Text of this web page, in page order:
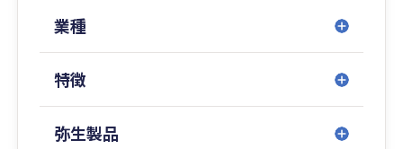
業種
特徴
弥生製品